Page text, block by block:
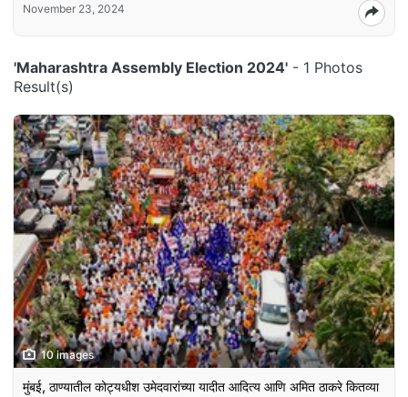
November 23, 2024
'Maharashtra Assembly Election 2024' - 1 Photos
Result(s)
10 images
मुंबई, ठाण्यातील कोट्यधीश उमेदवारांच्या यादीत आदित्य आणि अमित ठाकरे कितव्या